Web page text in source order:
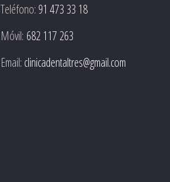
Teléfono: 91 473 33 18
Móvil: 682 117 263
Email: clinicadentaltres@gmail.com